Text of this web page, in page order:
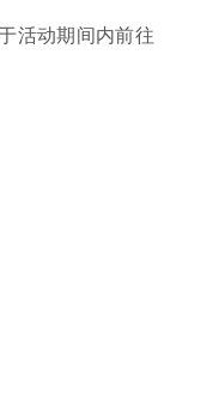
活动期间内前往